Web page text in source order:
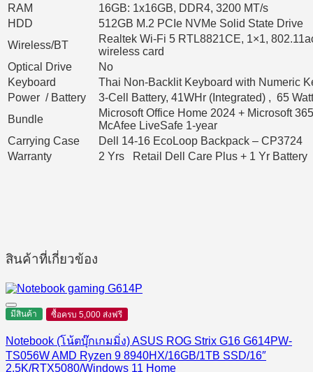
RAM
16GB: 1x16GB, DDR4, 3200 MT/s
HDD
512GB M.2 PCIe NVMe Solid State Drive
Wireless/BT
Realtek Wi-Fi 5 RTL8821CE, 1×1,
wireless card
Optical Drive
No
Keyboard
Thai Non-Backlit Keyboard with Numeric
Power / Battery
3-Cell Battery, 41WHr (Integrated) , 65
Bundle
Microsoft Office Home 2024 + Microsoft
McAfee LiveSafe 1-year
Carrying Case
Dell 14-16 EcoLoop Backpack – CP3724
Warranty
2 Yrs Retail Dell Care Plus + 1 Yr Battery
สินค้าที่เกี่ยวข้อง
มีสินค้า ซื้อครบ 5,000 ส่งฟรี
Notebook (โน้ตบุ๊กเกมมิ่ง) ASUS ROG Strix G16 G614PW-
TS056W AMD Ryzen 9 8940HX/16GB/1TB SSD/16″
2.5K/RTX5080/Windows 11 Home